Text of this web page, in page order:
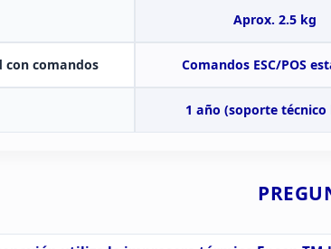
Aprox. 2.5 kg
comandos Comandos ESC/POS
1 año (soporte técnico